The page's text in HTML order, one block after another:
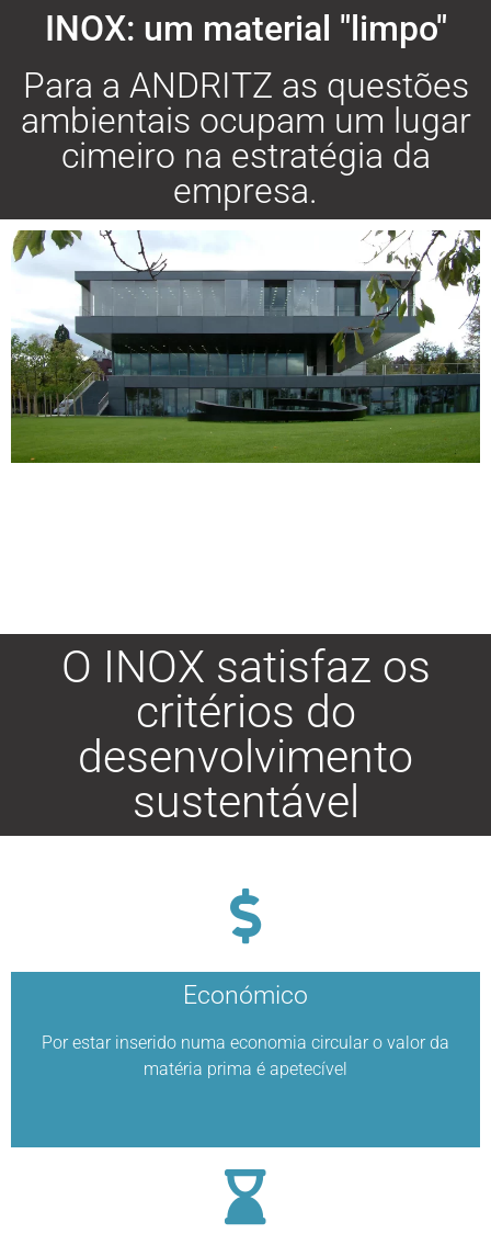
INOX: um material "limpo"
Para a ANDRITZ as questões
ambientais ocupam um lugar
cimeiro na estratégia da
empresa.
O INOX satisfaz os
critérios do
desenvolvimento
sustentável
Económico
Por estar inserido numa economia circular o valor da
matéria prima é apetecível